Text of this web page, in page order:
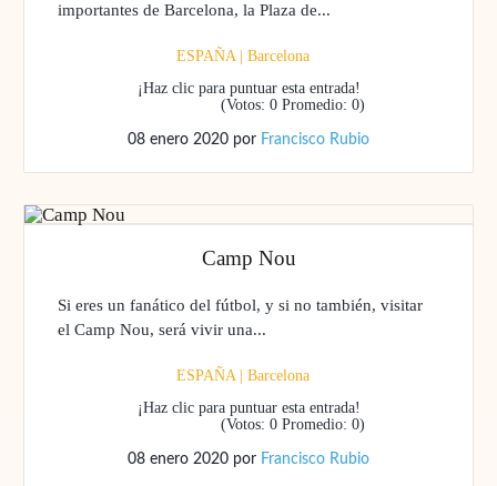
importantes de Barcelona, la Plaza de...
ESPAÑA| Barcelona
¡Haz clic para puntuar esta entrada!
(Votos: 0 Promedio: 0)
08 enero 2020 por Francisco Rubio
Camp Nou
Si eres un fanático del fútbol, y si no también, visitar
el Camp Nou, será vivir una...
ESPAÑA| Barcelona
¡Haz clic para puntuar esta entrada!
(Votos: 0 Promedio: 0)
08 enero 2020 por Francisco Rubio